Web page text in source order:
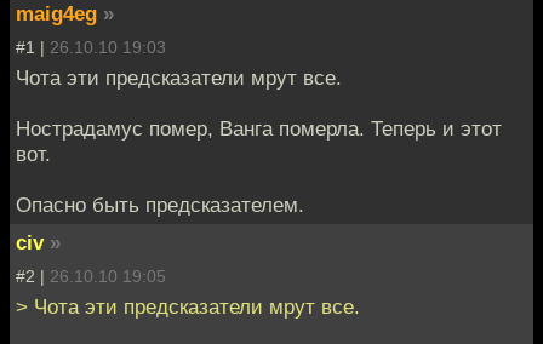
maig4eg »
#1 | 26.10.10 19:03
Чота эти предсказатели мрут все.
Нострадамус помер, Ванга померла. Теперь и этот
вот.
Опасно быть предсказателем.
civ »
#2 | 26.10.10 19:05
> Чота эти предсказатели мрут все.